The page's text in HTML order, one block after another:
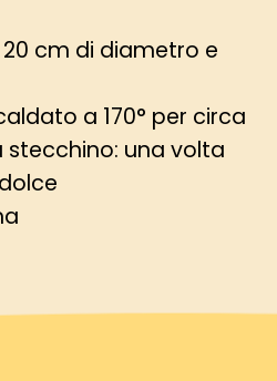
cm di diametro e
a 170° per circa
una volta